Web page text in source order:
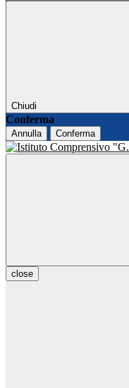
Chiudi
Conferma
Annulla Conferma
close